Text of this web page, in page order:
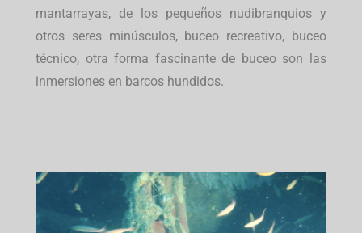
mantarrayas, de los pequeños nudibranquios y
otros seres minúsculos, buceo recreativo, buceo
técnico, otra forma fascinante de buceo son las
inmersiones en barcos hundidos.